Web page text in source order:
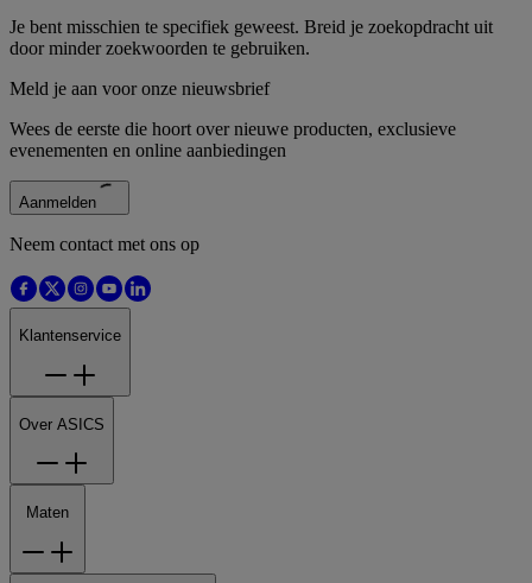
Je bent misschien te specifiek geweest. Breid je zoekopdracht uit
door minder zoekwoorden te gebruiken.
Meld je aan voor onze nieuwsbrief
Wees de eerste die hoort over nieuwe producten, exclusieve
evenementen en online aanbiedingen
Aanmelden
Neem contact met ons op
Klantenservice
Over ASICS
Maten